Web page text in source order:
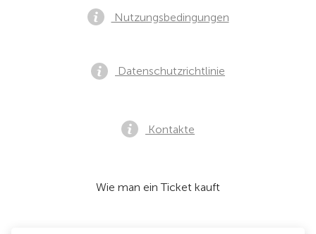
Nutzungsbedingungen
Datenschutzrichtlinie
Kontakte
Wie man ein Ticket kauft